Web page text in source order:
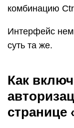
комбинацию
Интерфейс
суть та же.
Как
странице